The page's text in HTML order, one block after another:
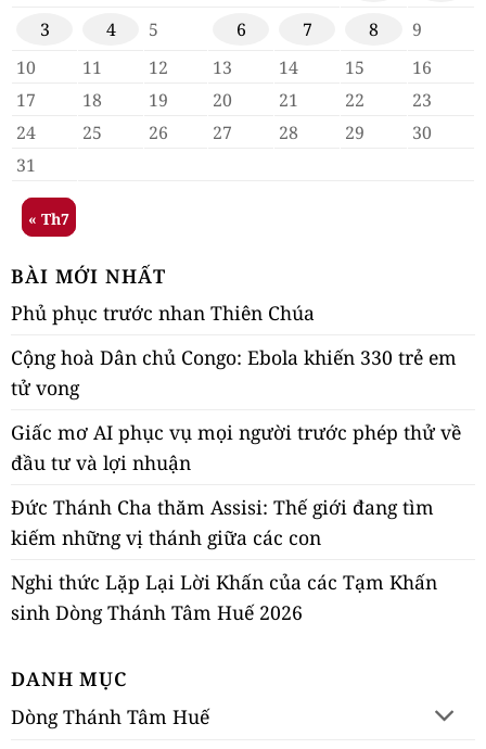
3
4 5 6 7 8
9
10
11 12 13 14 15
16
17
18 19 20 21 22
23
24
25 26 27 28 29
30
31
« Th7
BÀI MỚI NHẤT
Phủ phục trước nhan Thiên Chúa
Cộng hoà Dân chủ Congo: Ebola khiến 330 trẻ em
tử vong
Giấc mơ AI phục vụ mọi người trước phép thử về
đầu tư và lợi nhuận
Đức Thánh Cha thăm Assisi: Thế giới đang tìm
kiếm những vị thánh giữa các con
Nghi thức Lặp Lại Lời Khấn của các Tạm Khấn
sinh Dòng Thánh Tâm Huế 2026
DANH MỤC
Dòng Thánh Tâm Huế